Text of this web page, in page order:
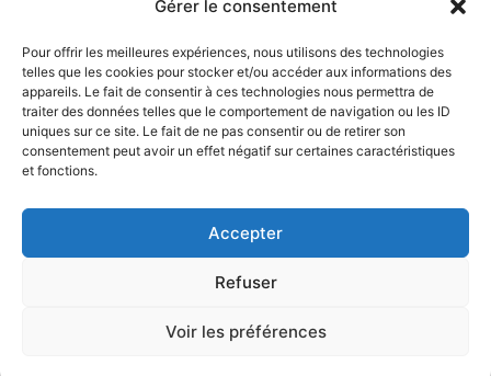
Gérer le consentement
Pour offrir les meilleures expériences, nous utilisons des technologies
telles que les cookies pour stocker et/ou accéder aux informations des
appareils. Le fait de consentir à ces technologies nous permettra de
traiter des données telles que le comportement de navigation ou les ID
uniques sur ce site. Le fait de ne pas consentir ou de retirer son
consentement peut avoir un effet négatif sur certaines caractéristiques
et fonctions.
Accepter
Refuser
Voir les préférences
© Gouvernement du Québec, 2026
Nous joindre
Plan du site
Accessibilité
Accès à l'information
Politique de confidentialité